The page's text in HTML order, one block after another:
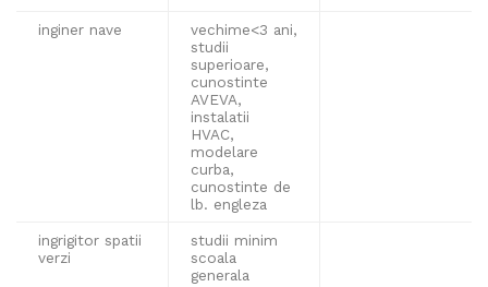
inginer nave
vechime<3 ani,
studii
superioare,
cunostinte
AVEVA,
instalatii
HVAC,
modelare
curba,
cunostinte de
lb. engleza
ingrigitor spatii
verzi
studii minim
scoala
generala